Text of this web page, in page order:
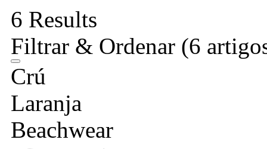
6 Results
Filtrar & Ordenar (6
Crú
Laranja
Beachwear